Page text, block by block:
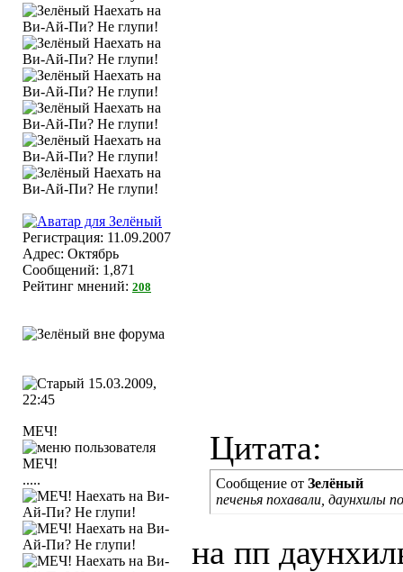
Регистрация: 11.09.2007
Адрес: Октябрь
Сообщений: 1,871
Рейтинг мнений: 208
15.03.2009,
22:45
МЕЧ!
.....
Цитата:
Сообщение от Зелёный
печенья похавали, даунхилы
на пп